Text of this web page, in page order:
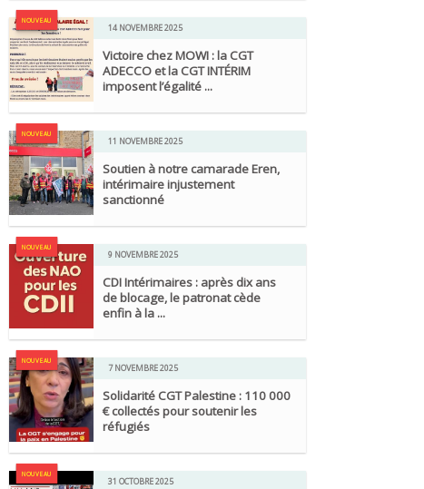
NOUVEAU
14 NOVEMBRE 2025
Victoire chez MOWI : la CGT
ADECCO et la CGT INTÉRIM
imposent l’égalité ...
NOUVEAU
11 NOVEMBRE 2025
Soutien à notre camarade Eren,
intérimaire injustement
sanctionné
NOUVEAU
9 NOVEMBRE 2025
CDI Intérimaires : après dix ans
de blocage, le patronat cède
enfin à la ...
NOUVEAU
7 NOVEMBRE 2025
Solidarité CGT Palestine : 110 000
€ collectés pour soutenir les
réfugiés
NOUVEAU
31 OCTOBRE 2025